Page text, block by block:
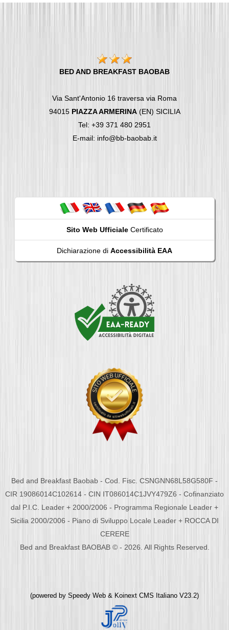
BED AND BREAKFAST BAOBAB
Via Sant'Antonio 16 traversa via Roma
94015 PIAZZA ARMERINA(EN) SICILIA
Tel: +39 371 480 2951
E-mail: info@bb-baobab.it
Sito Web UfficialeCertificato
Dichiarazione di Accessibilità EAA
Bed and Breakfast Baobab - Cod. Fisc. CSNGNN68L58G580F -
CIR 19086014C102614 - CIN IT086014C1JVY479Z6 - Cofinanziato
dal P.I.C. Leader + 2000/2006 - Programma Regionale Leader +
Sicilia 2000/2006 - Piano di Sviluppo Locale Leader + ROCCA DI
CERERE
Bed and Breakfast BAOBAB © - 2026. All Rights Reserved.
(powered by Speedy Web & Koinext CMS Italiano V23.2)